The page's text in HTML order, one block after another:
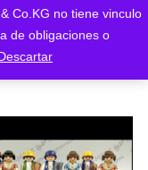
Co.KG no tiene vinculo
de obligaciones o
los